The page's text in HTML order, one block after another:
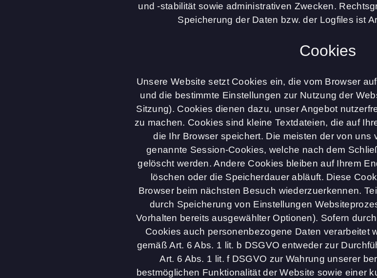
und -stabilität sowie administrativen Zwecken.
Speicherung der Daten bzw. der Logfiles ist
Cookies
Unsere Website setzt Cookies ein, die vom Browser
und die bestimmte Einstellungen zur Nutzung der
Sitzung). Cookies dienen dazu, unser Angebot
zu machen. Cookies sind kleine Textdateien, die auf
die Ihr Browser speichert. Die meisten der von uns
genannte Session-Cookies, welche nach dem
gelöscht werden. Andere Cookies bleiben auf Ihrem
löschen oder die Speicherdauer abläuft. Diese
Browser beim nächsten Besuch wiederzuerkennen.
durch Speicherung von Einstellungen
Vorhalten bereits ausgewählter Optionen). Sofern
Cookies auch personenbezogene Daten verarbeitet
gemäß Art. 6 Abs. 1 lit. b DSGVO entweder zur
Art. 6 Abs. 1 lit. f DSGVO zur Wahrung unserer
bestmöglichen Funktionalität der Website sowie einer